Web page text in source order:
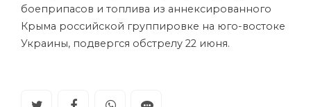
боеприпасов и топлива из аннексированного
Крыма российской группировке на юго-востоке
Украины, подвергся обстрелу 22 июня.